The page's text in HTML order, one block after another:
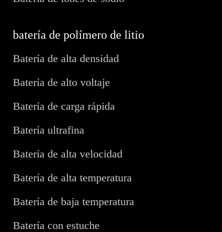
batería de polímero de litio
Batería de alta densidad
Batería de alto voltaje
Batería de carga rápida
Batería ultrafina
Batería de alta velocidad
Batería de alta temperatura
Batería de baja temperatura
Batería con estuche